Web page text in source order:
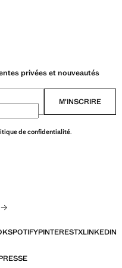
privées et nouveautés
M’INSCRIRE
de confidentialité.
SPOTIFYPINTERESTXLINKEDIN